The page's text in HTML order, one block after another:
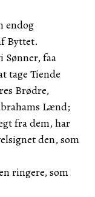
endog
Byttet.
Sønner, faa
tage Tiende
Brødre,
Lænd;
fra dem, har
den, som
ringere, som